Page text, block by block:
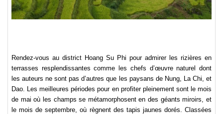
Rendez-vous au district Hoang Su Phi pour admirer les rizières en
terrasses resplendissantes comme les chefs d’œuvre naturel dont
les auteurs ne sont pas d’autres que les paysans de Nung, La Chi, et
Dao. Les meilleures périodes pour en profiter pleinement sont le mois
de mai où les champs se métamorphosent en des géants miroirs, et
le mois de septembre, où règnent des tapis jaunes dorés. Classées